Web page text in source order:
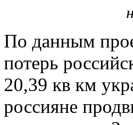
По данным
потерь
20,39 кв км
россияне